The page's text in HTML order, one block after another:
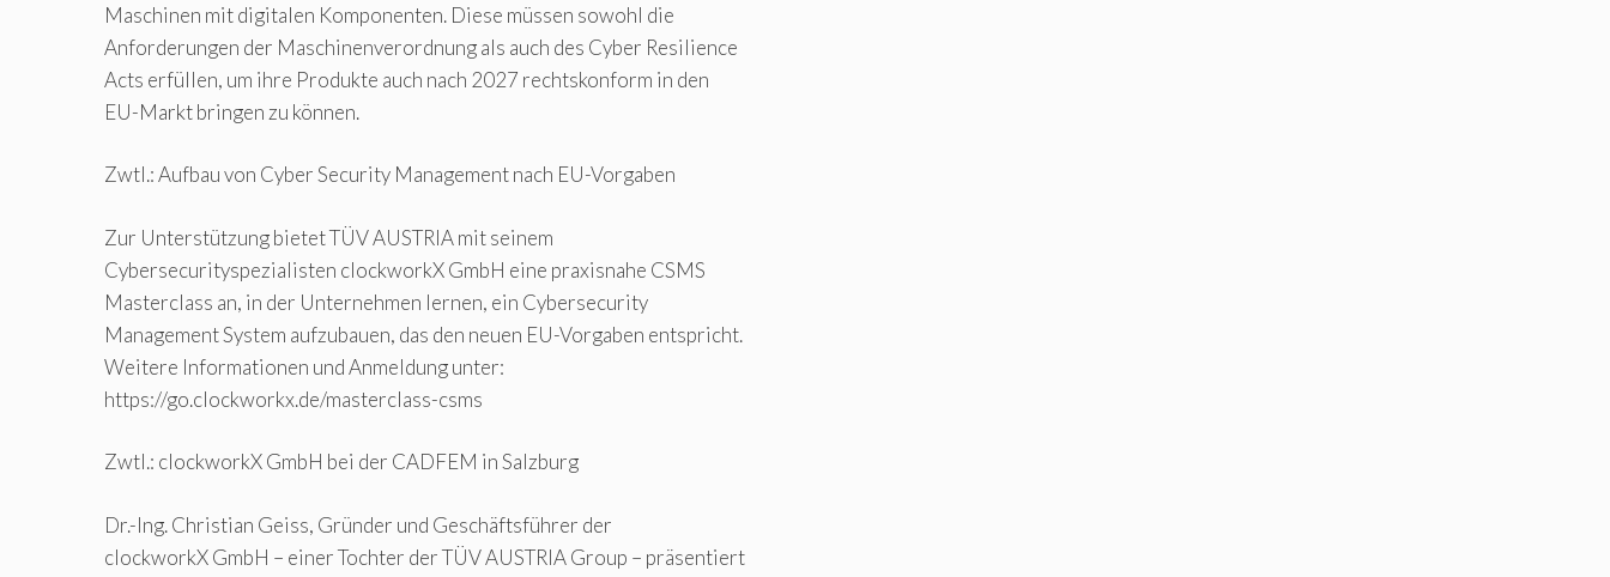
Maschinen mit digitalen Komponenten. Diese müssen sowohl die
Anforderungen der Maschinenverordnung als auch des Cyber Resilience
Acts erfüllen, um ihre Produkte auch nach 2027 rechtskonform in den
EU-Markt bringen zu können.
Zwtl.: Aufbau von Cyber Security Management nach EU-Vorgaben
Zur Unterstützung bietet TÜV AUSTRIA mit seinem
Cybersecurityspezialisten clockworkX GmbH eine praxisnahe CSMS
Masterclass an, in der Unternehmen lernen, ein Cybersecurity
Management System aufzubauen, das den neuen EU-Vorgaben entspricht.
Weitere Informationen und Anmeldung unter:
https://go.clockworkx.de/masterclass-csms
Zwtl.: clockworkX GmbH bei der CADFEM in Salzburg
Dr.-Ing. Christian Geiss, Gründer und Geschäftsführer der
clockworkX GmbH – einer Tochter der TÜV AUSTRIA Group – präsentiert